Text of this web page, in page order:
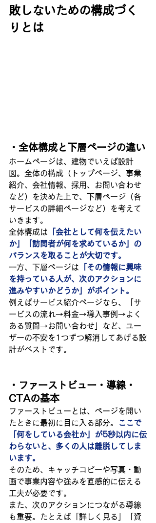
敗しないための構成づく
りとは
・全体構成と下層ページの違い
ホームページは、建物でいえば設計
図。全体の構成（トップページ、事業
紹介、会社情報、採用、お問い合わせ
など）を決めた上で、下層ページ（各
サービスの詳細ページなど）を考えて
いきます。
全体構成は 「会社として何を伝えたい
か」「訪問者が何を求めているか」の
バランスを取ることが大切です。
一方、下層ページは 「その情報に興味
を持っている人が、次のアクションに
進みやすいかどうか」がポイント。
例えばサービス紹介ページなら、「サ
ービスの流れ→料金→導入事例→よく
ある質問→お問い合わせ」など、ユー
ザーの不安を1つずつ解消してあげる設
計がベストです。
・ファーストビュー・導線・
CTAの基本
ファーストビューとは、ページを開い
たときに最初に目に入る部分。
ここで
「何をしている会社か」が5秒以内に伝
わらないと、多くの人は離脱してしま
います。
そのため、キャッチコピーや写真・動
画で事業内容や強みを直感的に伝える
工夫が必要です。
また、次のアクションにつながる導線
も重要。たとえば「詳しく見る」「資